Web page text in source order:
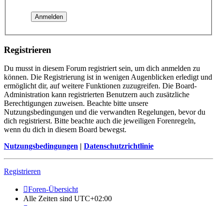
Registrieren
Du musst in diesem Forum registriert sein, um dich anmelden zu
können. Die Registrierung ist in wenigen Augenblicken erledigt und
ermöglicht dir, auf weitere Funktionen zuzugreifen. Die Board-
Administration kann registrierten Benutzern auch zusätzliche
Berechtigungen zuweisen. Beachte bitte unsere
Nutzungsbedingungen und die verwandten Regelungen, bevor du
dich registrierst. Bitte beachte auch die jeweiligen Forenregeln,
wenn du dich in diesem Board bewegst.
Nutzungsbedingungen | Datenschutzrichtlinie
Registrieren
Foren-Übersicht
Alle Zeiten sind UTC+02:00